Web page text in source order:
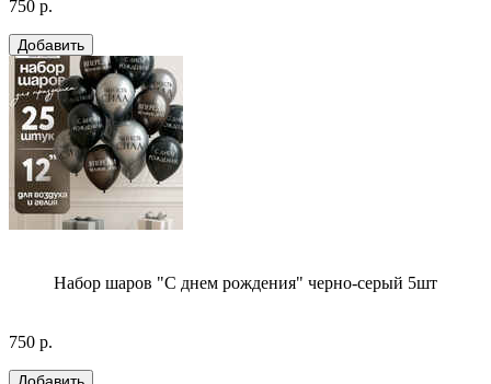
750 р.
Набор шаров "С днем рождения" черно-серый 5шт
750 р.